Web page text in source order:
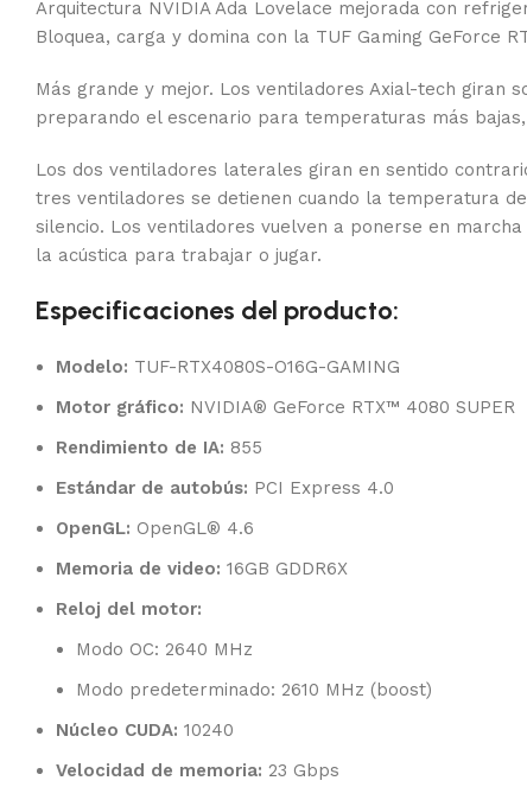
Arquitectura NVIDIA Ada Lovelace mejorada con
Bloquea, carga y domina con la TUF Gaming GeForce
Más grande y mejor. Los ventiladores Axial-tech giran
preparando el escenario para temperaturas más
Los dos ventiladores laterales giran en sentido
tres ventiladores se detienen cuando la temperatura
silencio. Los ventiladores vuelven a ponerse en
la acústica para trabajar o jugar.
Especificaciones del producto:
Modelo: TUF-RTX4080S-O16G-GAMING
Motor gráfico: NVIDIA® GeForce RTX™ 4080 SUPER
Rendimiento de IA: 855
Estándar de autobús: PCI Express 4.0
OpenGL: OpenGL® 4.6
Memoria de video: 16GB GDDR6X
Reloj del motor:
Modo OC: 2640 MHz
Modo predeterminado: 2610 MHz (boost)
Núcleo CUDA: 10240
Velocidad de memoria: 23 Gbps